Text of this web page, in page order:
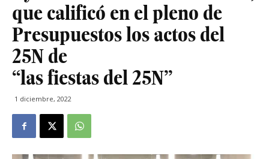
que calificó en el pleno de
Presupuestos los actos del
25N de
“las fiestas del 25N”
1 diciembre, 2022